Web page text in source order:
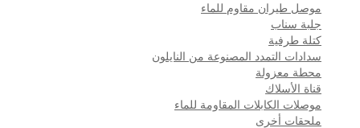
موصل طيران مقاوم للماء
جلبة سناب
كتلة طرفية
سدادات التمدد المصنوعة من النايلون
محطة معزولة
قناة الأسلاك
موصلات الكابلات المقاومة للماء
ملحقات أخرى